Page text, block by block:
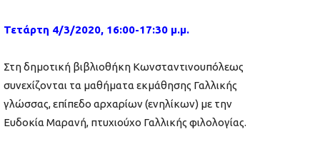
Τετάρτη 4/3/2020, 16:00-17:30 μ.μ.
Στη δημοτική βιβλιοθήκη Κωνσταντινουπόλεως
συνεχίζονται τα μαθήματα εκμάθησης Γαλλικής
γλώσσας, επίπεδο αρχαρίων (ενηλίκων) με την
Ευδοκία Μαρανή, πτυχιούχο Γαλλικής φιλολογίας.